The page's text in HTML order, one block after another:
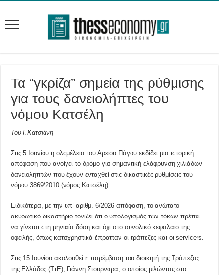
Τα “γκρίζα” σημεία της ρύθμισης
για τους δανειολήπτες του
νόμου Κατσέλη
Του Γ.Κατσιάνη
Στις 5 Ιουνίου η ολομέλεια του Αρείου Πάγου εκδίδει μια ιστορική
απόφαση που ανοίγει το δρόμο για σημαντική ελάφρυνση χιλιάδων
δανειοληπτών που έχουν ενταχθεί στις δικαστικές ρυθμίσεις του
νόμου 3869/2010 (νόμος Κατσέλη).
Ειδικότερα, με την υπ’ αριθμ. 6/2026 απόφαση, το ανώτατο
ακυρωτικό δικαστήριο τονίζει ότι ο υπολογισμός των τόκων πρέπει
να γίνεται στη μηνιαία δόση και όχι στο συνολικό κεφαλαίο της
οφειλής, όπως καταχρηστικά έπρατταν οι τράπεζες και οι servicers.
Στις 15 Ιουνίου ακολουθεί η παρέμβαση του διοικητή της Τράπεζας
της Ελλάδος (ΤτΕ), Γιάννη Στουρνάρα, ο οποίος μιλώντας στο